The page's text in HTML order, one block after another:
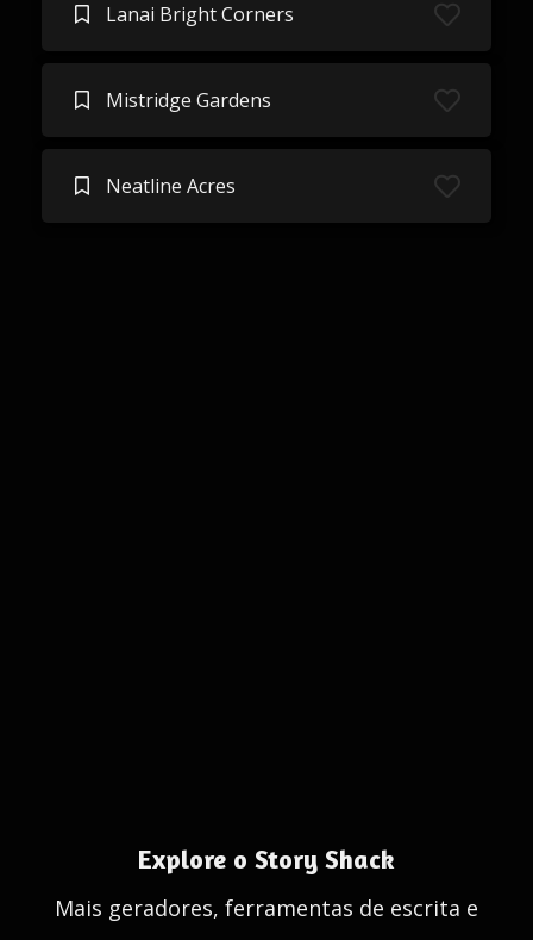
Lanai Bright Corners
Mistridge Gardens
Neatline Acres
Explore o Story Shack
Mais geradores, ferramentas de escrita e